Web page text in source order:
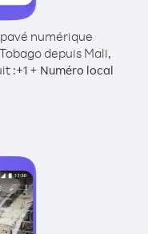
numérique
depuis Mali,
:+1 + Numéro local